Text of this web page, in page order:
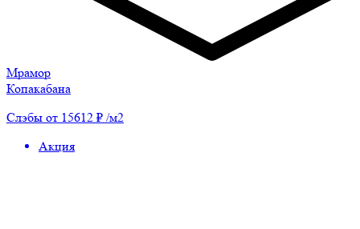
Мрамор
Копакабана
Слэбы от 15612 ₽ /м2
Акция